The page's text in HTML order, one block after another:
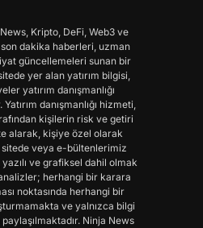
Kripto, DeFi, Web3 ve
dakika haberleri, uzman
güncellemeleri sunan bir
yer alan yatırım bilgisi,
yatırım danışmanlığı
danışmanlığı hizmeti,
kişilerin risk ve getiri
alarak, kişiye özel olarak
sitede veya e-bültenlerimiz
ve grafiksel dahil olmak
herhangi bir karara
noktasında herhangi bir
ve yalnızca bilgi
Ninja News